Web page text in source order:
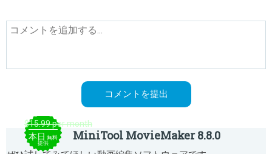
$15.99 per month
本日 無料
提供
MiniTool MovieMaker 8.8.0